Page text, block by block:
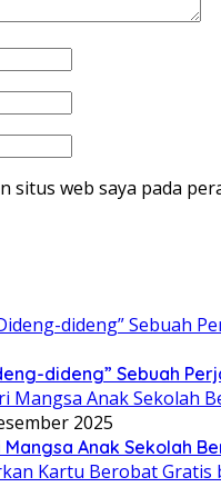
situs web saya pada
dideng” Sebuah
2025
Anak Sekolah